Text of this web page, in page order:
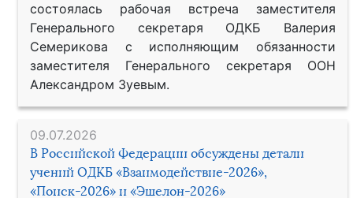
состоялась рабочая встреча заместителя
Генерального секретаря ОДКБ Валерия
Семерикова с исполняющим обязанности
заместителя Генерального секретаря ООН
Александром Зуевым.
09.07.2026
В Российской Федерации обсуждены детали
учений ОДКБ «Взаимодействие-2026»,
«Поиск-2026» и «Эшелон-2026»